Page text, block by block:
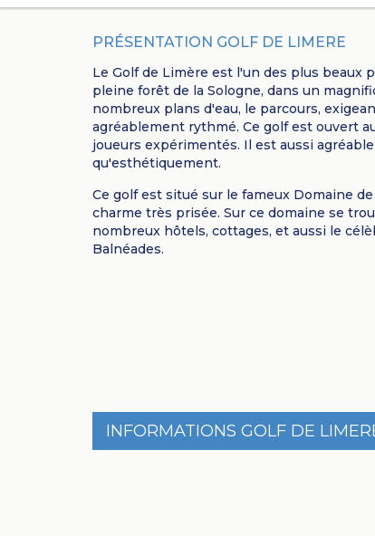
PRÉSENTATION GOLF DE LIMERE
Le Golf de Limère est l'un des plus beaux
pleine forêt de la Sologne, dans un
nombreux plans d'eau, le parcours,
agréablement rythmé. Ce golf est ouvert
joueurs expérimentés. Il est aussi
qu'esthétiquement.
Ce golf est situé sur le fameux Domaine
charme très prisée. Sur ce domaine se
nombreux hôtels, cottages, et aussi le
Balnéades.
INFORMATIONS GOLF DE